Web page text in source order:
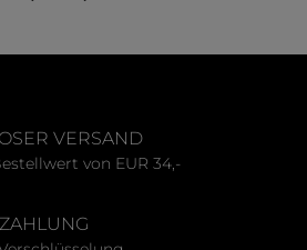
VERSAND
von EUR 34,-